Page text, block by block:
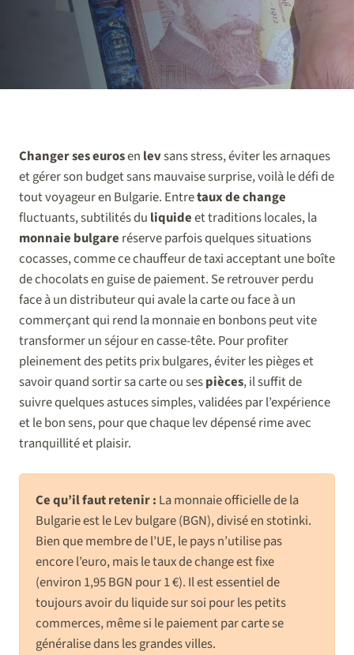
Changer ses eurosen levsans stress, éviter les arnaques
et gérer son budget sans mauvaise surprise, voilà le défi de
tout voyageur en Bulgarie. Entretaux de change
fluctuants, subtilités du liquideet traditions locales, la
monnaie bulgare réserve parfois quelques situations
cocasses, comme ce chauffeur de taxi acceptant une boîte
de chocolats en guise de paiement. Se retrouver perdu
face à un distributeur qui avale la carte ou face à un
commerçant qui rend la monnaie en bonbons peut vite
transformer un séjour en casse-tête. Pour profiter
pleinement des petits prix bulgares, éviter les pièges et
savoir quand sortir sa carte ou sespièces, il suffit de
suivre quelques astuces simples, validées par l’expérience
et le bon sens, pour que chaque lev dépensé rime avec
tranquillité et plaisir.
Ce qu’il faut retenir : La monnaie officielle de la
Bulgarie est le Lev bulgare (BGN), divisé en stotinki.
Bien que membre de l’UE, le pays n’utilise pas
encore l’euro, mais le taux de change est fixe
(environ 1,95 BGN pour 1 €). Il est essentiel de
toujours avoir du liquide sur soi pour les petits
commerces, même si le paiement par carte se
généralise dans les grandes villes.